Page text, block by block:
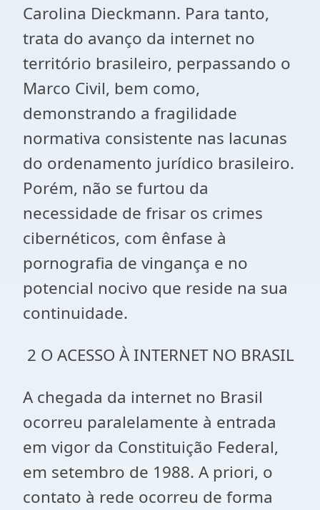
Carolina Dieckmann. Para tanto,
trata do avanço da internet no
território brasileiro, perpassando o
Marco Civil, bem como,
demonstrando a fragilidade
normativa consistente nas lacunas
do ordenamento jurídico brasileiro.
Porém, não se furtou da
necessidade de frisar os crimes
cibernéticos, com ênfase à
pornografia de vingança e no
potencial nocivo que reside na sua
continuidade.
2 O ACESSO À INTERNET NO BRASIL
A chegada da internet no Brasil
ocorreu paralelamente à entrada
em vigor da Constituição Federal,
em setembro de 1988. A priori, o
contato à rede ocorreu de forma